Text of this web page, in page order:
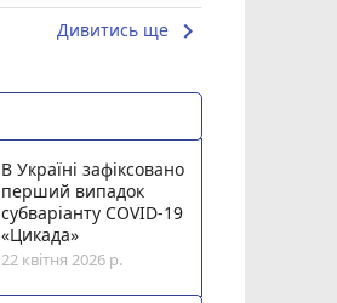
Дивитись ще keyboard_arrow_right
В Україні зафіксовано
перший випадок
субваріанту COVID-19
«Цикада»
22 квітня 2026 р.